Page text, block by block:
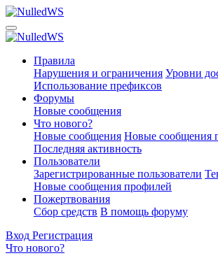
Правила
Нарушения и ограничения Уровни
Использование префиксов
Форумы
Новые сообщения
Что нового?
Новые сообщения Новые сообщения
Последняя активность
Пользователи
Зарегистрированные пользователи
Новые сообщения профилей
Пожертвования
Сбор средств В помощь форуму
Вход Регистрация
Что нового?